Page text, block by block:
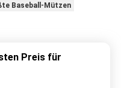
Baseball-Mützen
Preis für